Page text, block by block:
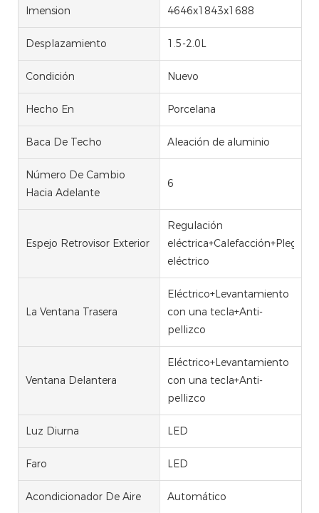
Imension 4646x1843x1688
Desplazamiento 1.5-2.0L
Condición Nuevo
Hecho En Porcelana
Baca De Techo Aleación de aluminio
Número De Cambio
Hacia Adelante
6
Espejo Retrovisor Exterior
Regulación
eléctrica+Calefacción+Plegado
eléctrico
La Ventana Trasera
Eléctrico+Levantamiento
con una tecla+Anti-
pellizco
Ventana Delantera
Eléctrico+Levantamiento
con una tecla+Anti-
pellizco
Luz Diurna LED
Faro LED
Acondicionador De Aire Automático